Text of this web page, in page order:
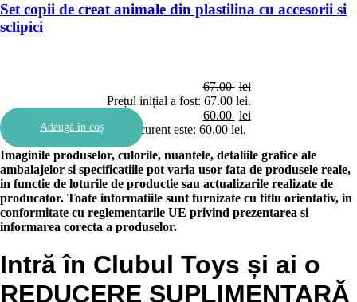
Set copii de creat animale din plastilina cu accesorii si
sclipici
67.00 lei
Prețul inițial a fost: 67.00 lei.
60.00 lei
Prețul curent este: 60.00 lei.
Adaugă în coș
Imaginile produselor, culorile, nuantele, detaliile grafice ale
ambalajelor si specificatiile pot varia usor fata de produsele reale,
in functie de loturile de productie sau actualizarile realizate de
producator. Toate informatiile sunt furnizate cu titlu orientativ, in
conformitate cu reglementarile UE privind prezentarea si
informarea corecta a produselor.
Intră în Clubul Toys și ai o
REDUCERE SUPLIMENTARĂ